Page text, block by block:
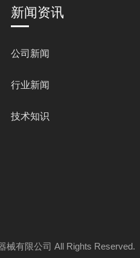
新闻资讯
公司新闻
行业新闻
技术知识
械有限公司 All Rights